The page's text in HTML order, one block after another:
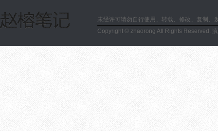
未经许可请勿自行使用、转载、修改、复制
Copyright © zhaorong All Rights Reserved.